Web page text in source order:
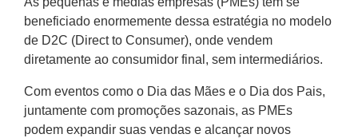
beneficiado enormemente dessa estratégia no modelo
de D2C (Direct to Consumer), onde vendem
diretamente ao consumidor final, sem intermediários.
Com eventos como o Dia das Mães e o Dia dos Pais,
juntamente com promoções sazonais, as PMEs
podem expandir suas vendas e alcançar novos